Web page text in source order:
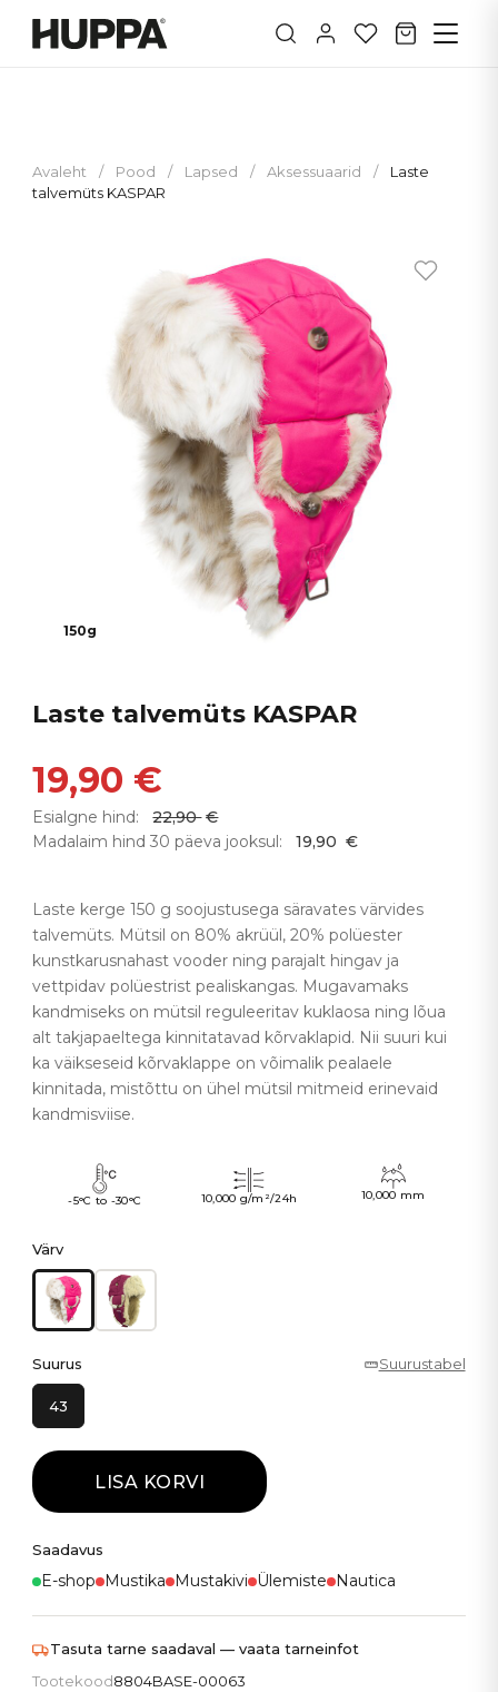
Avaleht / Pood / Lapsed / Aksessuaarid /
Laste
talvemüts KASPAR
150g
Laste talvemüts KASPAR
19,90 €
Esialgne hind: 22,90 €
Madalaim hind 30 päeva jooksul:
19,90 €
Laste kerge 150 g soojustusega säravates värvides
talvemüts. Mütsil on 80% akrüül, 20% polüester
kunstkarusnahast vooder ning parajalt hingav ja
vettpidav polüestrist pealiskangas. Mugavamaks
kandmiseks on mütsil reguleeritav kuklaosa ning lõua
alt takjapaeltega kinnitatavad kõrvaklapid. Nii suuri kui
ka väikseseid kõrvaklappe on võimalik pealaele
kinnitada, mistõttu on ühel mütsil mitmeid erinevaid
kandmisviise.
-5°C to -30°C 10,000 g/m²/24h 10,000 mm
Värv
Suurus Suurustabel
43
LISA KORVI
Saadavus
E-shop Mustika Mustakivi Ülemiste Nautica
Tasuta tarne saadaval — vaata tarneinfot
Tootekood8804BASE-00063